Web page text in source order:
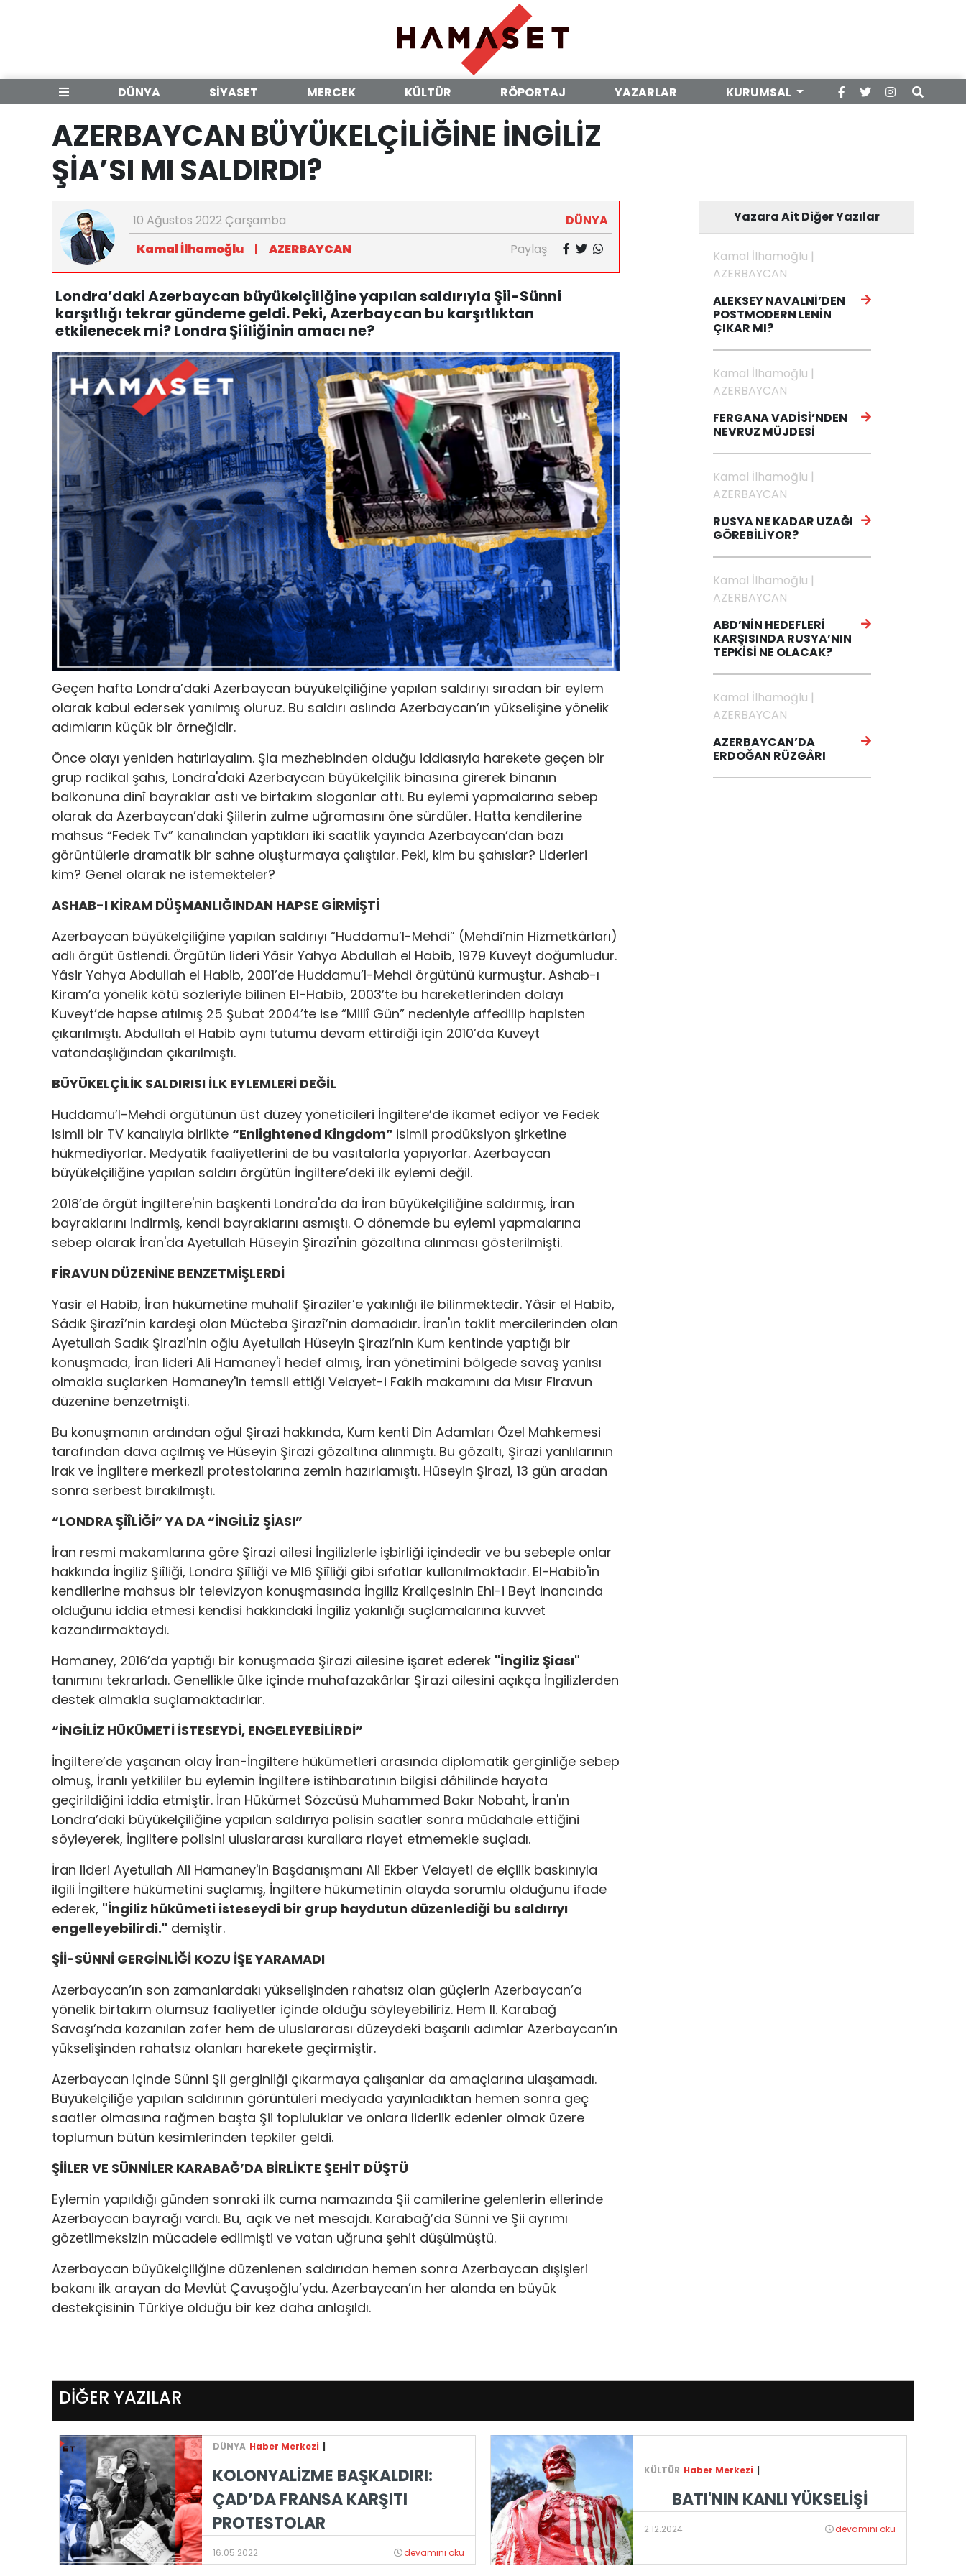
DÜNYA SİYASET MERCEK KÜLTÜR RÖPORTAJ YAZARLAR KURUMSAL
AZERBAYCAN BÜYÜKELÇİLİĞİNE İNGİLİZ
ŞİA’SI MI SALDIRDI?
10 Ağustos 2022 Çarşamba
DÜNYA
Kamal İlhamoğlu
| AZERBAYCAN Paylaş
Londra’daki Azerbaycan büyükelçiliğine yapılan saldırıyla Şii-Sünni
karşıtlığı tekrar gündeme geldi. Peki, Azerbaycan bu karşıtlıktan
etkilenecek mi? Londra Şiîliğinin amacı ne?
Geçen hafta Londra’daki Azerbaycan büyükelçiliğine yapılan saldırıyı sıradan bir eylem
olarak kabul edersek yanılmış oluruz. Bu saldırı aslında Azerbaycan’ın yükselişine yönelik
adımların küçük bir örneğidir.
Önce olayı yeniden hatırlayalım. Şia mezhebinden olduğu iddiasıyla harekete geçen bir
grup radikal şahıs, Londra'daki Azerbaycan büyükelçilik binasına girerek binanın
balkonuna dinî bayraklar astı ve birtakım sloganlar attı. Bu eylemi yapmalarına sebep
olarak da Azerbaycan’daki Şiilerin zulme uğramasını öne sürdüler. Hatta kendilerine
mahsus “Fedek Tv” kanalından yaptıkları iki saatlik yayında Azerbaycan’dan bazı
görüntülerle dramatik bir sahne oluşturmaya çalıştılar. Peki, kim bu şahıslar? Liderleri
kim? Genel olarak ne istemekteler?
ASHAB-I KİRAM DÜŞMANLIĞINDAN HAPSE GİRMİŞTİ
Azerbaycan büyükelçiliğine yapılan saldırıyı “Huddamu’l-Mehdi” (Mehdi’nin Hizmetkârları)
adlı örgüt üstlendi. Örgütün lideri Yâsir Yahya Abdullah el Habib, 1979 Kuveyt doğumludur.
Yâsir Yahya Abdullah el Habib, 2001’de Huddamu’l-Mehdi örgütünü kurmuştur. Ashab-ı
Kiram’a yönelik kötü sözleriyle bilinen El-Habib, 2003’te bu hareketlerinden dolayı
Kuveyt’de hapse atılmış 25 Şubat 2004’te ise “Millî Gün” nedeniyle affedilip hapisten
çıkarılmıştı. Abdullah el Habib aynı tutumu devam ettirdiği için 2010’da Kuveyt
vatandaşlığından çıkarılmıştı.
BÜYÜKELÇİLİK SALDIRISI İLK EYLEMLERİ DEĞİL
Huddamu’l-Mehdi örgütünün üst düzey yöneticileri İngiltere’de ikamet ediyor ve Fedek
isimli bir TV kanalıyla birlikte “Enlightened Kingdom” isimli prodüksiyon şirketine
hükmediyorlar. Medyatik faaliyetlerini de bu vasıtalarla yapıyorlar. Azerbaycan
büyükelçiliğine yapılan saldırı örgütün İngiltere’deki ilk eylemi değil.
2018’de örgüt İngiltere'nin başkenti Londra'da da İran büyükelçiliğine saldırmış, İran
bayraklarını indirmiş, kendi bayraklarını asmıştı. O dönemde bu eylemi yapmalarına
sebep olarak İran'da Ayetullah Hüseyin Şirazi'nin gözaltına alınması gösterilmişti.
FİRAVUN DÜZENİNE BENZETMİŞLERDİ
Yasir el Habib, İran hükümetine muhalif Şiraziler’e yakınlığı ile bilinmektedir. Yâsir el Habib,
Sâdık Şirazî’nin kardeşi olan Mücteba Şirazî’nin damadıdır. İran'ın taklit mercilerinden olan
Ayetullah Sadık Şirazi'nin oğlu Ayetullah Hüseyin Şirazi’nin Kum kentinde yaptığı bir
konuşmada, İran lideri Ali Hamaney'i hedef almış, İran yönetimini bölgede savaş yanlısı
olmakla suçlarken Hamaney'in temsil ettiği Velayet-i Fakih makamını da Mısır Firavun
düzenine benzetmişti.
Bu konuşmanın ardından oğul Şirazi hakkında, Kum kenti Din Adamları Özel Mahkemesi
tarafından dava açılmış ve Hüseyin Şirazi gözaltına alınmıştı. Bu gözaltı, Şirazi yanlılarının
Irak ve İngiltere merkezli protestolarına zemin hazırlamıştı. Hüseyin Şirazi, 13 gün aradan
sonra serbest bırakılmıştı.
“LONDRA ŞİÎLİĞİ” YA DA “İNGİLİZ ŞİASI”
İran resmi makamlarına göre Şirazi ailesi İngilizlerle işbirliği içindedir ve bu sebeple onlar
hakkında İngiliz Şiîliği, Londra Şiîliği ve MI6 Şiîliği gibi sıfatlar kullanılmaktadır. El-Habib'in
kendilerine mahsus bir televizyon konuşmasında İngiliz Kraliçesinin Ehl-i Beyt inancında
olduğunu iddia etmesi kendisi hakkındaki İngiliz yakınlığı suçlamalarına kuvvet
kazandırmaktaydı.
Hamaney, 2016’da yaptığı bir konuşmada Şirazi ailesine işaret ederek "İngiliz Şiası"
tanımını tekrarladı. Genellikle ülke içinde muhafazakârlar Şirazi ailesini açıkça İngilizlerden
destek almakla suçlamaktadırlar.
“İNGİLİZ HÜKÜMETİ İSTESEYDİ, ENGELEYEBİLİRDİ”
İngiltere’de yaşanan olay İran-İngiltere hükümetleri arasında diplomatik gerginliğe sebep
olmuş, İranlı yetkililer bu eylemin İngiltere istihbaratının bilgisi dâhilinde hayata
geçirildiğini iddia etmiştir. İran Hükümet Sözcüsü Muhammed Bakır Nobaht, İran'ın
Londra’daki büyükelçiliğine yapılan saldırıya polisin saatler sonra müdahale ettiğini
söyleyerek, İngiltere polisini uluslararası kurallara riayet etmemekle suçladı.
İran lideri Ayetullah Ali Hamaney'in Başdanışmanı Ali Ekber Velayeti de elçilik baskınıyla
ilgili İngiltere hükümetini suçlamış, İngiltere hükümetinin olayda sorumlu olduğunu ifade
ederek, "İngiliz hükümeti isteseydi bir grup haydutun düzenlediği bu saldırıyı
engelleyebilirdi." demiştir.
Şİİ-SÜNNİ GERGİNLİĞİ KOZU İŞE YARAMADI
Azerbaycan’ın son zamanlardakı yükselişinden rahatsız olan güçlerin Azerbaycan’a
yönelik birtakım olumsuz faaliyetler içinde olduğu söyleyebiliriz. Hem II. Karabağ
Savaşı’nda kazanılan zafer hem de uluslararası düzeydeki başarılı adımlar Azerbaycan’ın
yükselişinden rahatsız olanları harekete geçirmiştir.
Azerbaycan içinde Sünni Şii gerginliği çıkarmaya çalışanlar da amaçlarına ulaşamadı.
Büyükelçiliğe yapılan saldırının görüntüleri medyada yayınladıktan hemen sonra geç
saatler olmasına rağmen başta Şii topluluklar ve onlara liderlik edenler olmak üzere
toplumun bütün kesimlerinden tepkiler geldi.
ŞİİLER VE SÜNNİLER KARABAĞ’DA BİRLİKTE ŞEHİT DÜŞTÜ
Eylemin yapıldığı günden sonraki ilk cuma namazında Şii camilerine gelenlerin ellerinde
Azerbaycan bayrağı vardı. Bu, açık ve net mesajdı. Karabağ’da Sünni ve Şii ayrımı
gözetilmeksizin mücadele edilmişti ve vatan uğruna şehit düşülmüştü.
Azerbaycan büyükelçiliğine düzenlenen saldırıdan hemen sonra Azerbaycan dışişleri
bakanı ilk arayan da Mevlüt Çavuşoğlu’ydu. Azerbaycan’ın her alanda en büyük
destekçisinin Türkiye olduğu bir kez daha anlaşıldı.
Yazara Ait Diğer Yazılar
Kamal İlhamoğlu |
AZERBAYCAN
ALEKSEY NAVALNİ’DEN
POSTMODERN LENİN
ÇIKAR MI?
Kamal İlhamoğlu |
AZERBAYCAN
FERGANA VADİSİ’NDEN
NEVRUZ MÜJDESİ
Kamal İlhamoğlu |
AZERBAYCAN
RUSYA NE KADAR UZAĞI
GÖREBİLİYOR?
Kamal İlhamoğlu |
AZERBAYCAN
ABD’NİN HEDEFLERİ
KARŞISINDA RUSYA’NIN
TEPKİSİ NE OLACAK?
Kamal İlhamoğlu |
AZERBAYCAN
AZERBAYCAN’DA
ERDOĞAN RÜZGÂRI
DİĞER YAZILAR
DÜNYA Haber Merkezi |
KOLONYALİZME BAŞKALDIRI:
ÇAD’DA FRANSA KARŞITI
PROTESTOLAR
16.05.2022 devamını oku
KÜLTÜR Haber Merkezi |
BATI'NIN KANLI YÜKSELİŞİ
2.12.2024 devamını oku